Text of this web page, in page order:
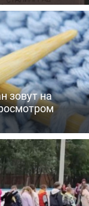
зовут на